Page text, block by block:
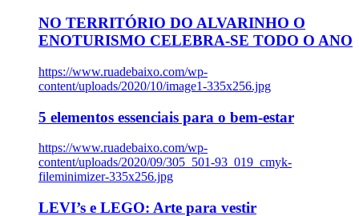
NO TERRITÓRIO DO ALVARINHO O
ENOTURISMO CELEBRA-SE TODO O ANO
https://www.ruadebaixo.com/wp-
content/uploads/2020/10/image1-335x256.jpg
5 elementos essenciais para o bem-estar
https://www.ruadebaixo.com/wp-
content/uploads/2020/09/305_501-93_019_cmyk-
fileminimizer-335x256.jpg
LEVI’s e LEGO: Arte para vestir